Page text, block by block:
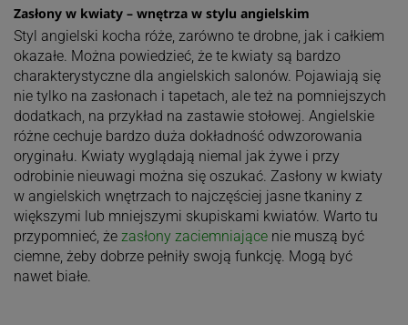
Zasłony w kwiaty – wnętrza w stylu angielskim
Styl angielski kocha róże, zarówno te drobne, jak i całkiem
okazałe. Można powiedzieć, że te kwiaty są bardzo
charakterystyczne dla angielskich salonów. Pojawiają się
nie tylko na zasłonach i tapetach, ale też na pomniejszych
dodatkach, na przykład na zastawie stołowej. Angielskie
różne cechuje bardzo duża dokładność odwzorowania
oryginału. Kwiaty wyglądają niemal jak żywe i przy
odrobinie nieuwagi można się oszukać. Zasłony w kwiaty
w angielskich wnętrzach to najczęściej jasne tkaniny z
większymi lub mniejszymi skupiskami kwiatów. Warto tu
przypomnieć, że zasłony zaciemniającenie muszą być
ciemne, żeby dobrze pełniły swoją funkcję. Mogą być
nawet białe.